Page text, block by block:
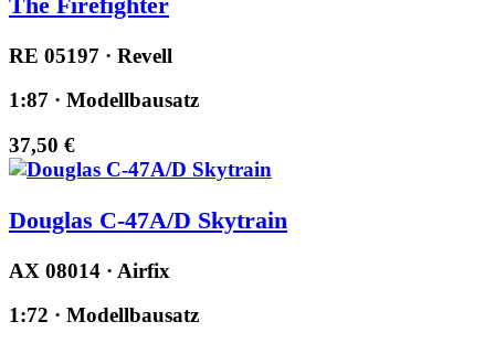
RE 05197 · Revell
1:87 · Modellbausatz
37,50 €
Douglas C-47A/D Skytrain
AX 08014 · Airfix
1:72 · Modellbausatz